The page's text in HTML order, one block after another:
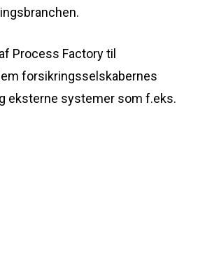
Process Factory til
forsikringsselskabernes
eksterne systemer som f.eks.